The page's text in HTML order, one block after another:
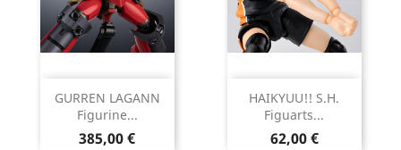
GURREN LAGANN
Figurine...
Prix
385,00 €
HAIKYUU!! S.H.
Figuarts...
Prix
62,00 €